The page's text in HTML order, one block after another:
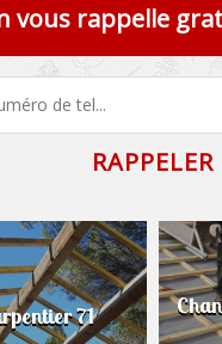
vous rappelle
71